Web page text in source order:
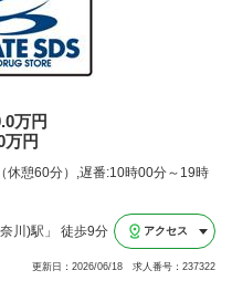
万円
万円
休憩60分）,遅番:10時00分～19時
川)駅」 徒歩9分 アクセス
更新日：2026/06/18 求人番号：237322